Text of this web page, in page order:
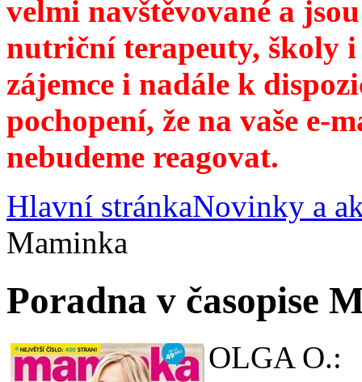
velmi navštěvované a
nutriční terapeuty, školy
zájemce i nadále k
pochopení, že na vaše e-
nebudeme reagovat.
Hlavní stránkaNovinky a
Maminka
Poradna v časopise
OLGA O.: